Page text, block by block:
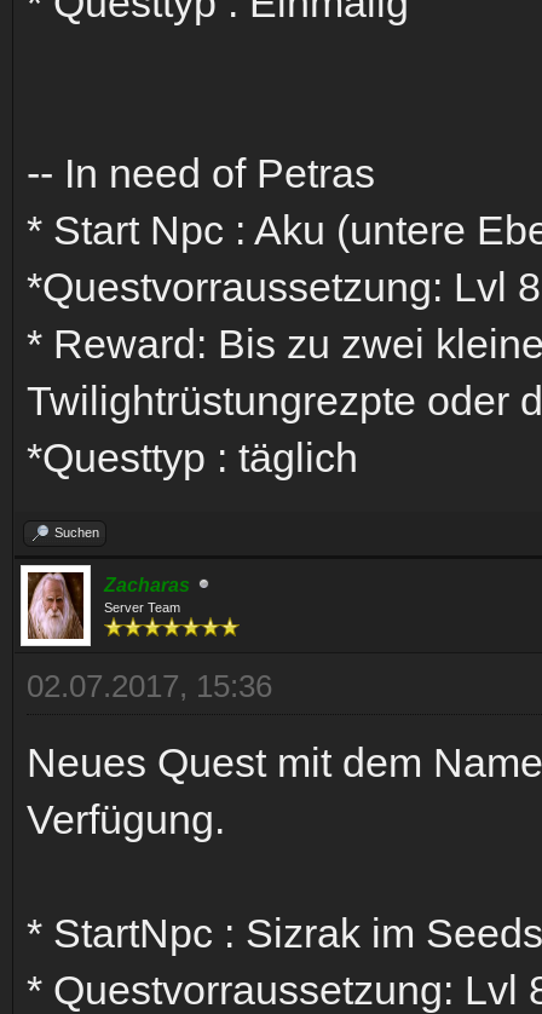
-- In need of Petras
* Start Npc : Aku (untere
*Questvorraussetzung: Lvl
* Reward: Bis zu zwei
Twilightrüstungrezpte oder
*Questtyp : täglich
Suchen
Zacharas
Server Team
02.07.2017, 15:36
Neues Quest mit dem
Verfügung.
* StartNpc : Sizrak im
* Questvorraussetzung: Lvl